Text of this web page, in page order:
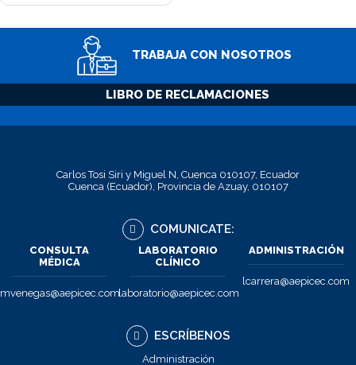
TRABAJA CON NOSOTROS
LIBRO DE RECLAMACIONES
Carlos Tosi Siri y Miguel N, Cuenca 010107, Ecuador
Cuenca (Ecuador), Provincia de Azuay, 010107
COMUNICATE:
CONSULTA
MÉDICA
mvenegas@aepicec.com
LABORATORIO
CLÍNICO
laboratorio@aepicec.com
ADMINISTRACIÓN
lcarrera@aepicec.com
ESCRÍBENOS
Administración